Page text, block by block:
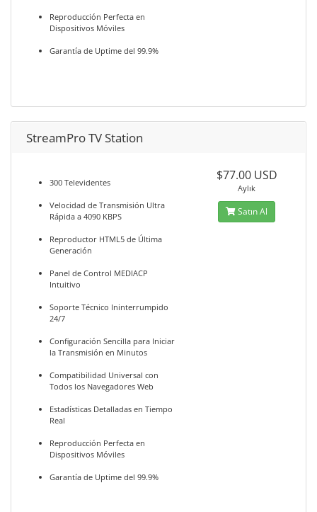
Reproducción Perfecta en
Dispositivos Móviles
Garantía de Uptime del 99.9%
StreamPro TV Station
300 Televidentes
Velocidad de Transmisión Ultra
Rápida a 4090 KBPS
Reproductor HTML5 de Última
Generación
Panel de Control MEDIACP
Intuitivo
Soporte Técnico Ininterrumpido
24/7
Configuración Sencilla para Iniciar
la Transmisión en Minutos
Compatibilidad Universal con
Todos los Navegadores Web
Estadísticas Detalladas en Tiempo
Real
Reproducción Perfecta en
Dispositivos Móviles
Garantía de Uptime del 99.9%
$77.00 USD
Aylık
Satın Al